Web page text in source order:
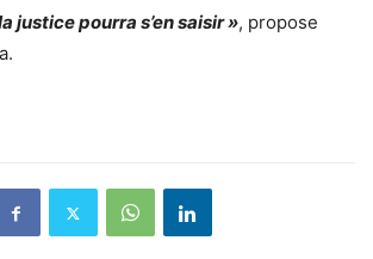
justice pourra s’en saisir », propose